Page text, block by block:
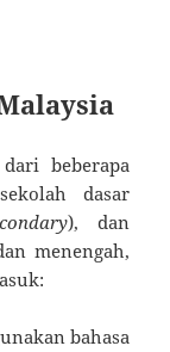
beberapa
dasar
), dan
menengah,
bahasa